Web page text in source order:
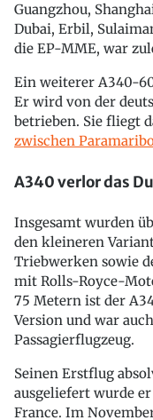
Guangzhou,
Dubai, Erbil,
die EP-MME, war
Ein weiterer A340-
Er wird von der
betrieben. Sie fliegt
zwischen
A340 verlor das
Insgesamt wurden
den kleineren
Triebwerken sowie
mit Rolls-Royce-
75 Metern ist der
Version und war
Passagierflugzeug.
Seinen Erstflug
ausgeliefert wurde
France. Im